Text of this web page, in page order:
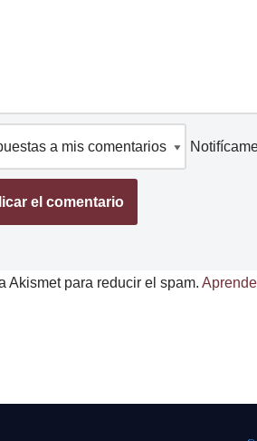
Akismet para reducir el spam.